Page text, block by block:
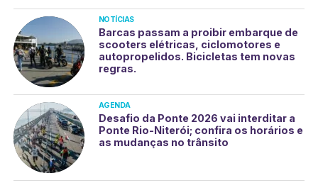
NOTÍCIAS
Barcas passam a proibir embarque de
scooters elétricas, ciclomotores e
autopropelidos. Bicicletas tem novas
regras.
AGENDA
Desafio da Ponte 2026 vai interditar a
Ponte Rio-Niterói; confira os horários e
as mudanças no trânsito